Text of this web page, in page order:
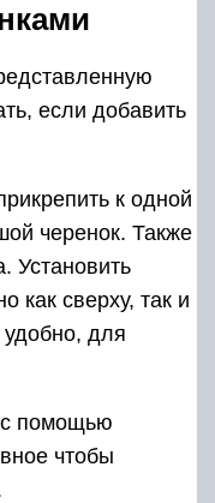
если добавить
к одной
черенок. Также
Установить
как сверху, так и
для
с помощью
чтобы